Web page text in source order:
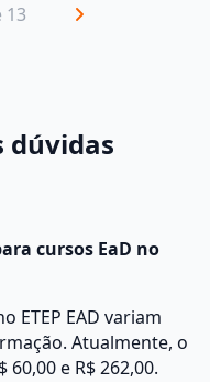
13
dúvidas
cursos EaD no
ETEP EAD variam
Atualmente, o
e R$ 262,00.